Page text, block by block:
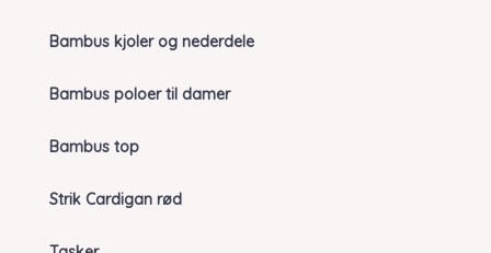
Bambus kjoler og nederdele
Bambus poloer til damer
Bambus top
Strik Cardigan rød